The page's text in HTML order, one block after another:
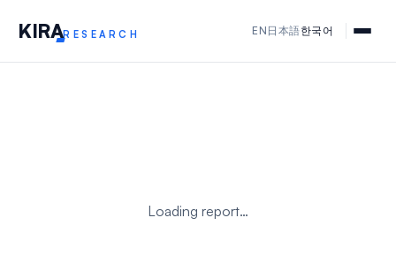
KIRARESEARCH EN 日本語한국어
Loading report…